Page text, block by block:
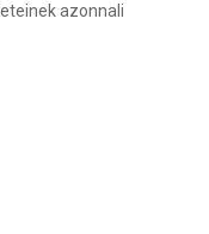
azonnali